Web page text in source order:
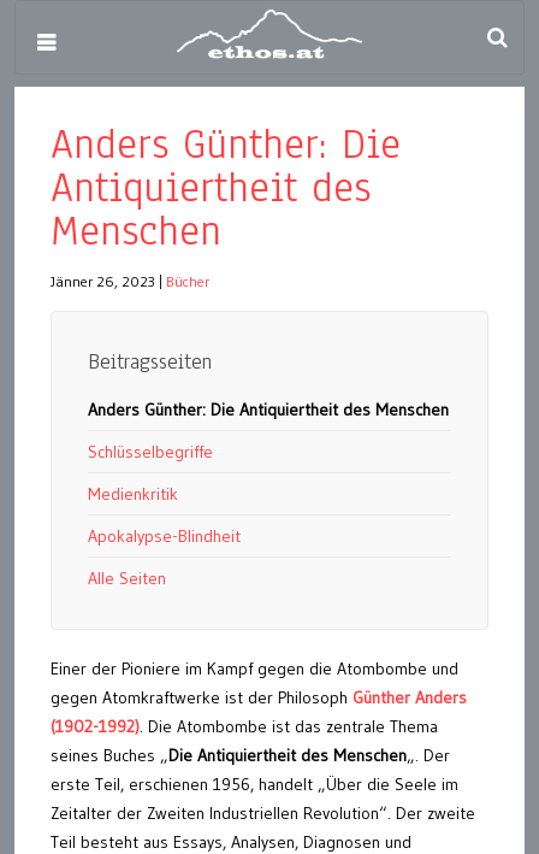
Anders Günther: Die
Antiquiertheit des
Menschen
Jänner 26, 2023 Bücher
Beitragsseiten
Anders Günther: Die Antiquiertheit des Menschen
Schlüsselbegriffe
Medienkritik
Apokalypse-Blindheit
Alle Seiten
Einer der Pioniere im Kampf gegen die Atombombe und
gegen Atomkraftwerke ist der Philosoph Günther Anders
(1902-1992). Die Atombombe ist das zentrale Thema
seines Buches „Die Antiquiertheit des Menschen„. Der
erste Teil, erschienen 1956, handelt „Über die Seele im
Zeitalter der Zweiten Industriellen Revolution“. Der zweite
Teil besteht aus Essays, Analysen, Diagnosen und